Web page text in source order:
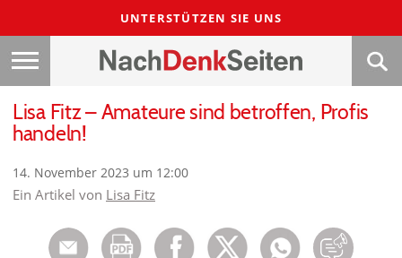
UNTERSTÜTZEN SIE UNS
Lisa Fitz – Amateure sind betroffen, Profis
handeln!
14. November 2023 um 12:00
Ein Artikel von Lisa Fitz